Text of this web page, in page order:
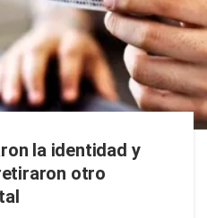
la identidad y
otro